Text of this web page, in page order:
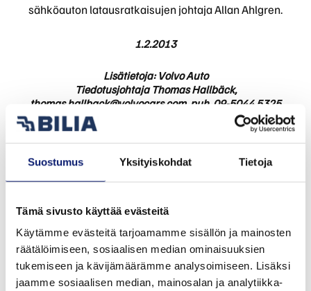
Suostumus Yksityiskohdat Tietoja
Tämä sivusto käyttää evästeitä
Käytämme evästeitä tarjoamamme sisällön ja mainosten
räätälöimiseen, sosiaalisen median ominaisuuksien
tukemiseen ja kävijämäärämme analysoimiseen. Lisäksi
jaamme sosiaalisen median, mainosalan ja analytiikka-
sähköauton latausratkaisujen johtaja Allan Ahlgren.
1.2.2013
Lisätietoja: Volvo Auto
Tiedotusjohtaja Thomas Hallbäck,
thomas.hallback@volvocars.com, puh. 09-5044 5325
www.media.volvocars.com
www.volvooceanrace.com
www.volvoingolf.com
Tämän lehdistötiedotteen kuvaukset ja tiedot koskevat Volvo
Carsin kansainvälistä mallistoa. Kuvatut ominaisuudet voivat
olla lisävarusteita. Ajoneuvojen tekniset tiedot voivat
vaihdella maakohtaisesti ja muuttua ilman erillistä
ilmoitusta.